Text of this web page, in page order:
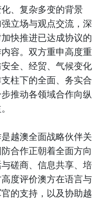
、复杂多变的背景
立场与观点交流，深
快推进已达成协议的
容。双方重申高度重
全、经贸、气候变化
柱下的全面、务实合
推动各领域合作向纵
越澳全面战略伙伴关
合作正朝着全面方向
磋商、信息共享、培
度评价澳方在语言与
的支持，以及协助越